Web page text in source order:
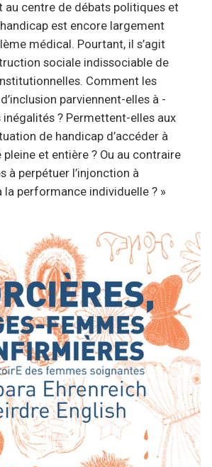
au centre de débats politiques et
est encore largement
médical. Pourtant, il s’agit
sociale indissociable de
Comment les
parviennent-elles à
inégalités ? Permettent-elles aux
de handicap d’accéder à
et entière ? Ou au contraire
à perpétuer l’injonction à
la performance individuelle ? »